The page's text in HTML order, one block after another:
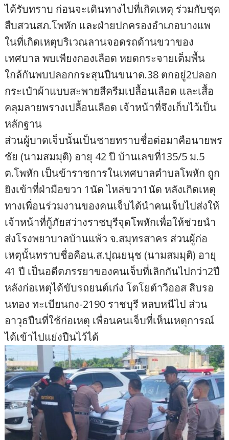
ได้รับทราบ ก่อนจะเดินทางไปที่เกิดเหตุ ร่วมกับชุด
สืบสวนสภ.โพหัก และฝ่ายปกครองอำเภอบางแพ
ในที่เกิดเหตุบริเวณลานจอดรถด้านขวาของ
เทศบาล พบเพียงกองเลือด หยดกระจายเต็มพื้น
ใกล้กันพบปลอกกระสุนปืนขนาด.38 ตกอยู่2ปลอก
กระเป๋าผ้าแบบสะพายสีครีมเปลื้อนเลือด และเสื้อ
คลุมลายพรางเปลื้อนเลือด เจ้าหน้าที่จึงเก็บไว้เป็น
หลักฐาน
ส่วนผู้บาดเจ็บนั้นเป็นชายทราบชื่อต่อมาคือนายพร
ชัย (นามสมมุติ) อายุ 42 ปี บ้านเลขที่135/5 ม.5
ต.โพหัก เป็นข้าราชการในเทศบาลตำบลโพหัก ถูก
ยิงเข้าที่ฝ่ามือขวา 1นัด ไหล่ขวา1นัด หลังเกิดเหตุ
ทางเพื่อนร่วมงานของคนเจ็บได้นำคนเจ็บไปส่งให้
เจ้าหน้าที่กู้ภัยสว่างราชบุรีจุดโพหักเพื่อให้ช่วยนำ
ส่งโรงพยาบาลบ้านแพ้ว จ.สมุทรสาคร ส่วนผู้ก่อ
เหตุนั้นทราบชื่อคือน.ส.ปุณยนุช (นามสมมุติ) อายุ
41 ปี เป็นอดีตภรรยาของคนเจ็บที่เลิกกันไปกว่า2ปี
หลังก่อเหตุได้ขับรถยนต์เก๋ง โตโยต้าวีออส สีบรอ
นทอง ทะเบียนกง-2190 ราชบุรี หลบหนีไป ส่วน
อาวุธปืนที่ใช้ก่อเหตุ เพื่อนคนเจ็บที่เห็นเหตุการณ์
ได้เข้าไปแย่งปืนไว้ได้